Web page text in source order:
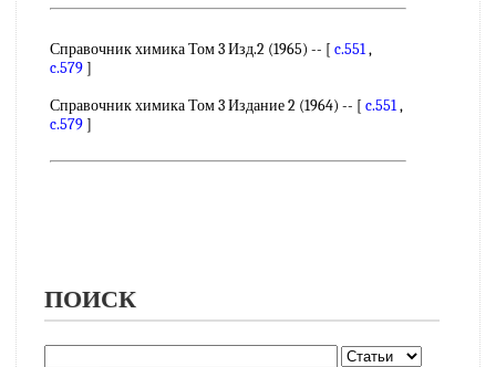
Справочник химика Том 3 Изд.2 (1965) -- [ c.551,
c.579]
Справочник химика Том 3 Издание 2 (1964) -- [ c.551,
c.579]
ПОИСК